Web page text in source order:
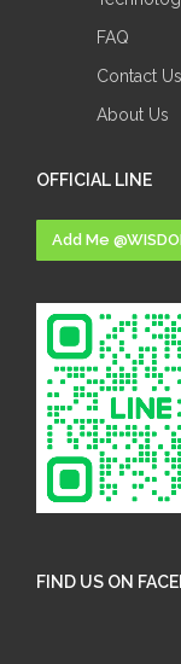
FAQ
Contact Us
About Us
OFFICIAL LINE
Add Me
FIND US ON